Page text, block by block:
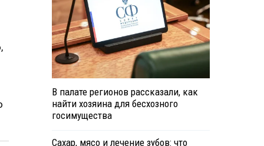
В палате регионов рассказали, как
найти хозяина для бесхозного
госимущества
Сахар, мясо и лечение зубов: что